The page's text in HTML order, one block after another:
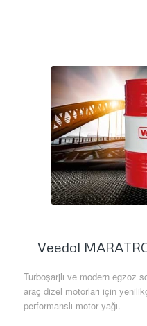
Veedol
Turboşarjlı ve modern egzoz
araç dizel motorları için
performanslı motor yağı.